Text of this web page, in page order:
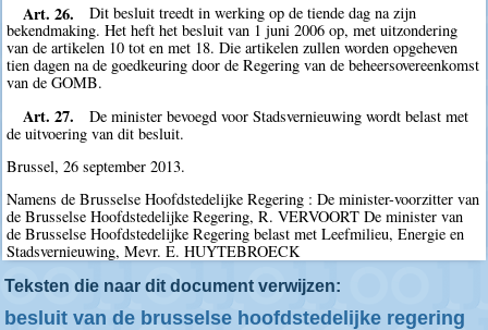
Art. 26.
Dit besluit treedt in werking op de tiende dag na zijn
bekendmaking. Het heft het besluit van 1 juni 2006 op, met uitzondering
van de artikelen 10 tot en met 18. Die artikelen zullen worden opgeheven
tien dagen na de goedkeuring door de Regering van de beheersovereenkomst
van de GOMB.
Art. 27.
De minister bevoegd voor Stadsvernieuwing wordt belast met
de uitvoering van dit besluit.
Brussel, 26 september 2013.
Namens de Brusselse Hoofdstedelijke Regering : De minister-voorzitter van
de Brusselse Hoofdstedelijke Regering, R. VERVOORT De minister van
de Brusselse Hoofdstedelijke Regering belast met Leefmilieu, Energie en
Stadsvernieuwing, Mevr. E. HUYTEBROECK
Teksten die naar dit document verwijzen:
besluit van de brusselse hoofdstedelijke regering